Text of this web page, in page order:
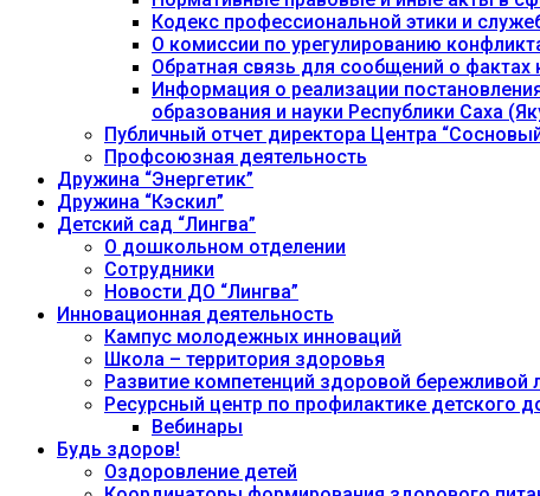
Кодекс профессиональной этики и
О комиссии по урегулированию
Обратная связь для сообщений о фактах
Информация о реализации
образования и науки Республики Саха
Публичный отчет директора Центра
Профсоюзная деятельность
Дружина “Энергетик”
Дружина “Кэскил”
Детский сад “Лингва”
О дошкольном отделении
Сотрудники
Новости ДО “Лингва”
Инновационная деятельность
Кампус молодежных инноваций
Школа – территория здоровья
Развитие компетенций здоровой бережливой
Ресурсный центр по профилактике детского
Вебинары
Будь здоров!
Оздоровление детей